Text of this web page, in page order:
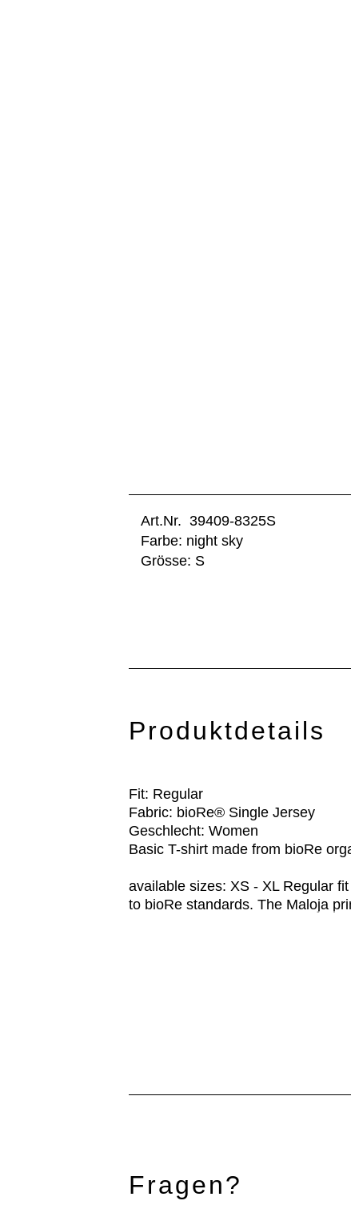
Art.Nr. 39409-8325S
Farbe: night sky
Grösse: S
Produktdetails
Fit: Regular
Fabric: bioRe® Single Jersey
Geschlecht: Women
Basic T-shirt made from bioRe
available sizes: XS - XL Regular
to bioRe standards. The Maloja
Fragen?